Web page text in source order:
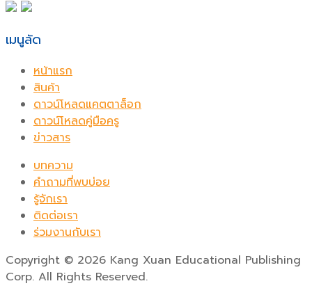
เมนูลัด
หน้าแรก
สินค้า
ดาวน์โหลดแคตตาล็อก
ดาวน์โหลดคู่มือครู
ข่าวสาร
บทความ
คำถามที่พบบ่อย
รู้จักเรา
ติดต่อเรา
ร่วมงานกับเรา
Copyright © 2026 Kang Xuan Educational Publishing
Corp. All Rights Reserved.